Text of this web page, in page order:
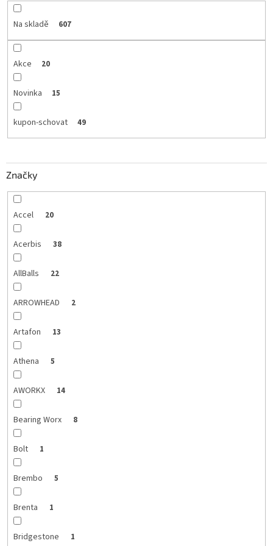
Na skladě 607
Akce 20
Novinka 15
kupon-schovat 49
Značky
Accel 20
Acerbis 38
AllBalls 22
ARROWHEAD 2
Artafon 13
Athena 5
AWORKX 14
Bearing Worx 8
Bolt 1
Brembo 5
Brenta 1
Bridgestone 1